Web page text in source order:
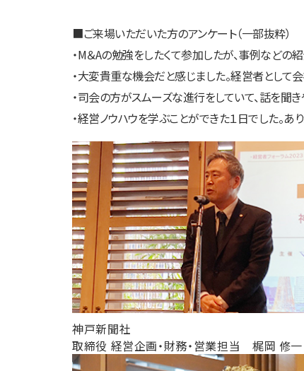
■ご来場いただいた方のアンケート（一部抜粋）
・M＆Aの勉強をしたくて参加したが、事例などの
・大変貴重な機会だと感じました。経営者として
・司会の方がスムーズな進行をしていて、話を聞き
・経営ノウハウを学ぶことができた１日でした。あ
神戸新聞社
取締役 経営企画・財務・営業担当 梶岡 修